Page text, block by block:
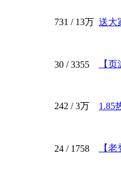
731 / 13万 送大
30 / 3355 【
242 /3万 1.85
24 / 1758 【